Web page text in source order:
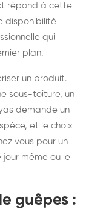
répond à cette
disponibilité
qui
plan.
un produit.
sous-toiture, un
demande un
et le choix
vous pour un
jour même ou le
guêpes :